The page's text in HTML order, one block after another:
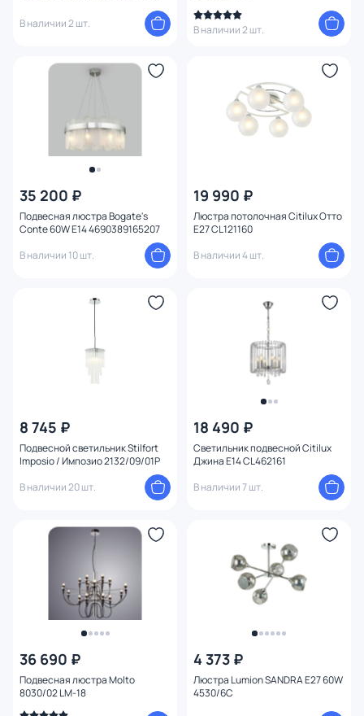
В наличии 2 шт. В наличии 2 шт.
35 200 ₽
Подвесная люстра Bogate's
Conte 60W E14 4690389165207
В наличии 10 шт.
19 990 ₽
Люстра потолочная Citilux Отто
E27 CL121160
В наличии 4 шт.
8 745 ₽
Подвесной светильник Stilfort
Imposio / Импозио 2132/09/01P
В наличии 20 шт.
18 490 ₽
Светильник подвесной Citilux
Джина E14 CL462161
В наличии 7 шт.
36 690 ₽
Подвесная люстра Molto
8030/02 LM-18
4 373 ₽
Люстра Lumion SANDRA E27 60W
4530/6C